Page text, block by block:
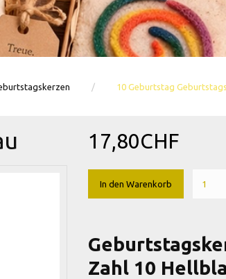
10 Geburtstag
17,80CHF
In den Warenkorb
Zahl 10